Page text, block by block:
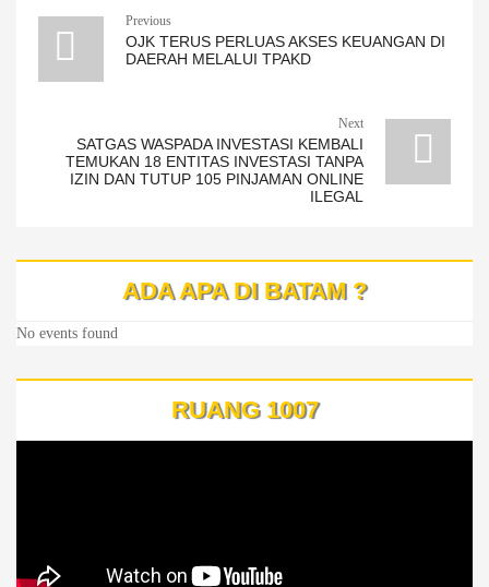
Previous
OJK TERUS PERLUAS AKSES KEUANGAN DI
DAERAH MELALUI TPAKD
Next
SATGAS WASPADA INVESTASI KEMBALI
TEMUKAN 18 ENTITAS INVESTASI TANPA
IZIN DAN TUTUP 105 PINJAMAN ONLINE
ILEGAL
ADA APA DI BATAM ?
No events found
RUANG 1007